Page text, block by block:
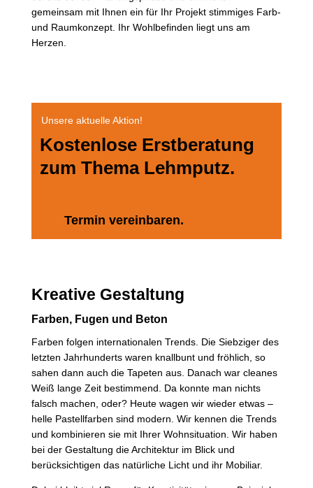
gemeinsam mit Ihnen ein für Ihr Projekt stimmiges Farb-
und Raumkonzept. Ihr Wohlbefinden liegt uns am
Herzen.
Unsere aktuelle Aktion!
Kostenlose Erstberatung
zum Thema Lehmputz.
Termin vereinbaren.
Kreative Gestaltung
Farben, Fugen und Beton
Farben folgen internationalen Trends. Die Siebziger des
letzten Jahrhunderts waren knallbunt und fröhlich, so
sahen dann auch die Tapeten aus. Danach war cleanes
Weiß lange Zeit bestimmend. Da konnte man nichts
falsch machen, oder? Heute wagen wir wieder etwas –
helle Pastellfarben sind modern. Wir kennen die Trends
und kombinieren sie mit Ihrer Wohnsituation. Wir haben
bei der Gestaltung die Architektur im Blick und
berücksichtigen das natürliche Licht und ihr Mobiliar.